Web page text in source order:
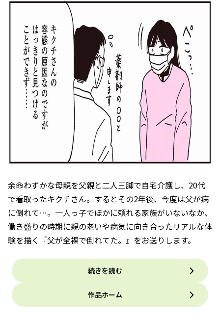
余命わずかな母親を父親と二人三脚で自宅介護し、20代
で看取ったキクチさん。するとその2年後、今度は父が病
に倒れて…。一人っ子でほかに頼れる家族がいないなか、
働き盛りの時期に親の老いや病気に向き合ったリアルな体
験を描く『父が全裸で倒れてた。』をお送りします。
続きを読む
作品ホーム